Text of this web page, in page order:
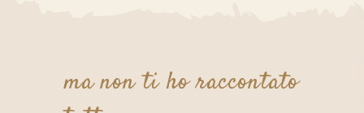
ma non ti ho raccontato